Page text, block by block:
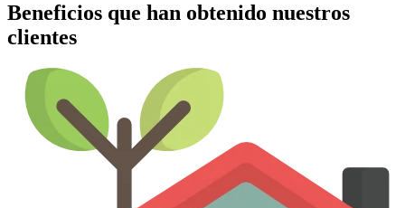
Beneficios que han obtenido nuestros
clientes